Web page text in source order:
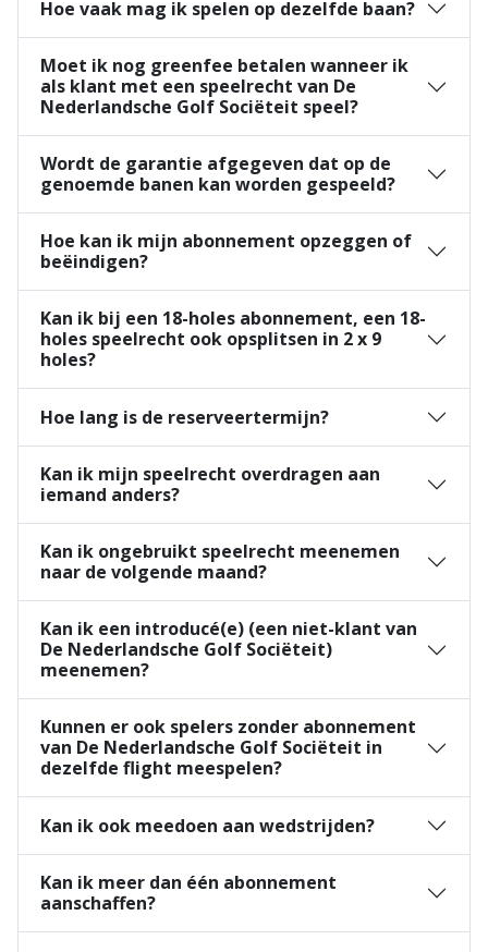
Hoe vaak mag ik spelen op dezelfde baan?
Moet ik nog greenfee betalen wanneer ik
als klant met een speelrecht van De
Nederlandsche Golf Sociëteit speel?
Wordt de garantie afgegeven dat op de
genoemde banen kan worden gespeeld?
Hoe kan ik mijn abonnement opzeggen of
beëindigen?
Kan ik bij een 18-holes abonnement, een 18-
holes speelrecht ook opsplitsen in 2 x 9
holes?
Hoe lang is de reserveertermijn?
Kan ik mijn speelrecht overdragen aan
iemand anders?
Kan ik ongebruikt speelrecht meenemen
naar de volgende maand?
Kan ik een introducé(e) (een niet-klant van
De Nederlandsche Golf Sociëteit)
meenemen?
Kunnen er ook spelers zonder abonnement
van De Nederlandsche Golf Sociëteit in
dezelfde flight meespelen?
Kan ik ook meedoen aan wedstrijden?
Kan ik meer dan één abonnement
aanschaffen?